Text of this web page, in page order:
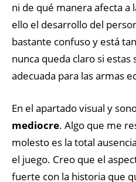
ni de qué manera afecta a
ello el desarrollo del
bastante confuso y está
nunca queda claro si estas
adecuada para las armas
En el apartado visual y
mediocre. Algo que me
molesto es la total
el juego. Creo que el
fuerte con la historia que